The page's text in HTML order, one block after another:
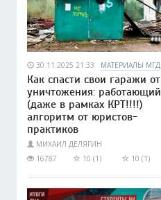
30.11.2025 21:33 МАТЕРИАЛЫ МГД
Как спасти свои гаражи от
уничтожения: работающий
(даже в рамках КРТ!!!!)
алгоритм от юристов-
практиков
МИХАИЛ ДЕЛЯГИН
16787
10 (1) 10 (1)